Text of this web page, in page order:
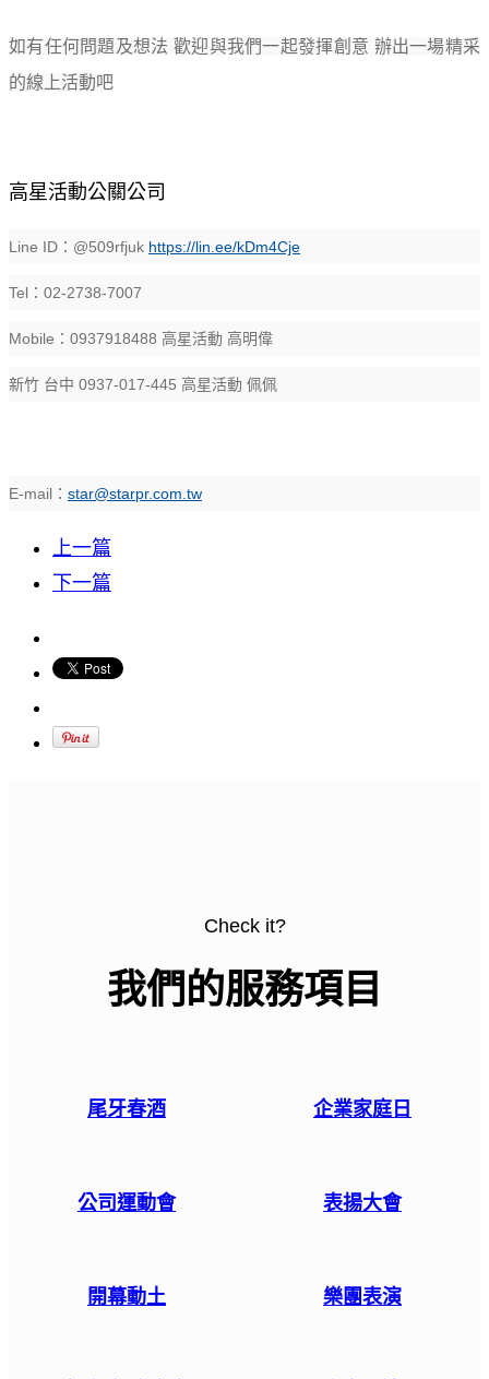
如有任何問題及想法 歡迎與我們一起發揮創意 辦出一場精采
的線上活動吧
高星活動公關公司
Line ID：@509rfjuk https://lin.ee/kDm4Cje
Tel：02-2738-7007
Mobile：0937918488 高星活動 高明偉
新竹 台中 0937-017-445 高星活動 佩佩
E-mail： star@starpr.com.tw
上一篇
下一篇
Check it?
我們的服務項目
尾牙春酒 企業家庭日
公司運動會 表揚大會
開幕動土 樂團表演